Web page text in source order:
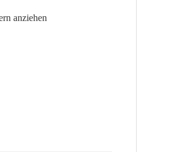
anziehen